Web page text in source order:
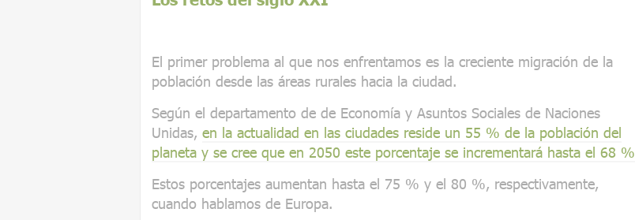
El primer problema al que nos enfrentamos es la creciente migración de la
población desde las áreas rurales hacia la ciudad.
Según el departamento de de Economía y Asuntos Sociales de Naciones
Unidas, en la actualidad en las ciudades reside un 55 % de la población del
planeta y se cree que en 2050 este porcentaje se incrementará hasta el 68 %
Estos porcentajes aumentan hasta el 75 % y el 80 %, respectivamente,
cuando hablamos de Europa.